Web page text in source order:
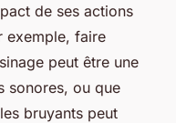
de ses actions
exemple, faire
peut être une
sonores, ou que
bruyants peut